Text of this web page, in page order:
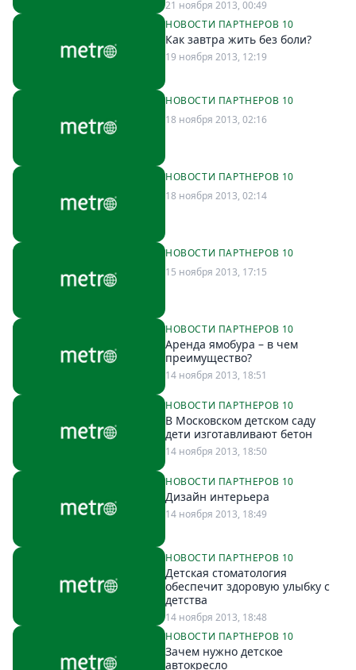
21 ноября 2013, 00:49
НОВОСТИ ПАРТНЕРОВ 10
Как завтра жить без боли?
19 ноября 2013, 12:19
НОВОСТИ ПАРТНЕРОВ 10
18 ноября 2013, 02:16
НОВОСТИ ПАРТНЕРОВ 10
18 ноября 2013, 02:14
НОВОСТИ ПАРТНЕРОВ 10
15 ноября 2013, 17:15
НОВОСТИ ПАРТНЕРОВ 10
Аренда ямобура – в чем
преимущество?
14 ноября 2013, 18:51
НОВОСТИ ПАРТНЕРОВ 10
В Московском детском саду
дети изготавливают бетон
14 ноября 2013, 18:50
НОВОСТИ ПАРТНЕРОВ 10
Дизайн интерьера
14 ноября 2013, 18:49
НОВОСТИ ПАРТНЕРОВ 10
Детская стоматология
обеспечит здоровую улыбку с
детства
14 ноября 2013, 18:48
НОВОСТИ ПАРТНЕРОВ 10
Зачем нужно детское
автокресло